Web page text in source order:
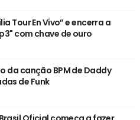
Tour En Vivo” e encerra a
com chave de ouro
da canção BPM de Daddy
de Funk